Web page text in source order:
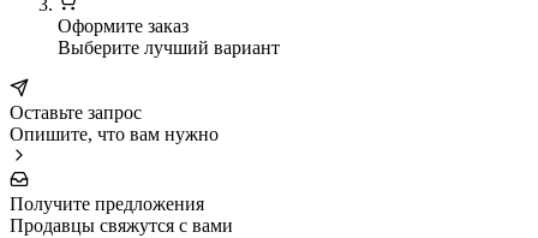
Оформите заказ
Выберите лучший вариант
Оставьте запрос
Опишите, что вам нужно
Получите предложения
Продавцы свяжутся с вами